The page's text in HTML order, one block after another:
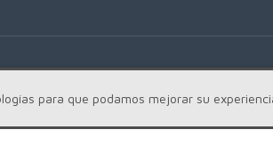
para que podamos mejorar su